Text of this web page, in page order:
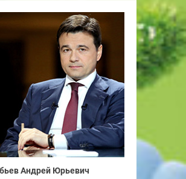
Андрей Юрьевич